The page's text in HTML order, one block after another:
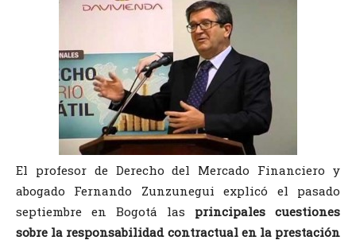
El profesor de Derecho del Mercado Financiero y
abogado Fernando Zunzunegui explicó el pasado
septiembre en Bogotá las principales cuestiones
sobre la responsabilidad contractual en la prestación